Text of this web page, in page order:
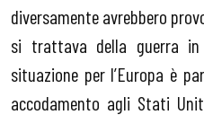
diversamente avrebbero
si trattava della guerra
situazione per l’Europa è
accodamento agli Stati